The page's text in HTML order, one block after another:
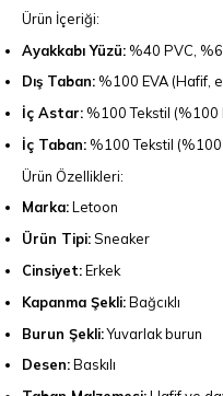
Ürün İçeriği:
Ayakkabı Yüzü: %40 PVC,
Dış Taban: %100 EVA (Hafif,
İç Astar: %100 Tekstil
İç Taban: %100 Tekstil
Ürün Özellikleri:
Marka:Letoon
Ürün Tipi:Sneaker
Cinsiyet:Erkek
Kapanma Şekli:Bağcıklı
Burun Şekli:Yuvarlak burun
Desen:Baskılı